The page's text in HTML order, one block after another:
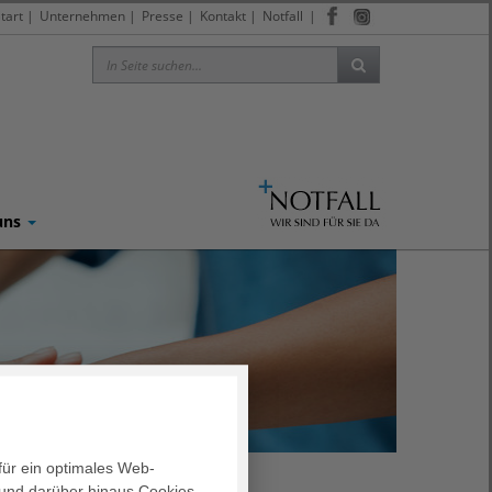
|
| Unternehmen | Presse | Kontakt | Notfall
ein optimales Web-